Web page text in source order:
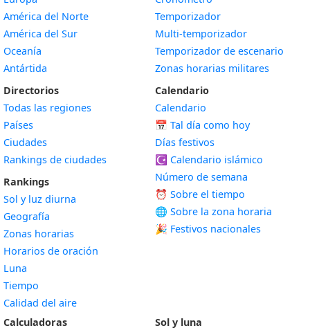
América del Norte
América del Sur
Oceanía
Antártida
Directorios
Todas las regiones
Países
Ciudades
Rankings de ciudades
Rankings
Sol y luz diurna
Geografía
Zonas horarias
Horarios de oración
Luna
Tiempo
Calidad del aire
Temporizador
Multi-temporizador
Temporizador de escenario
Zonas horarias militares
Calendario
Calendario
📅 Tal día como hoy
Días festivos
☪️ Calendario islámico
Número de semana
⏰ Sobre el tiempo
🌐 Sobre la zona horaria
🎉 Festivos nacionales
Calculadoras
Sol y luna